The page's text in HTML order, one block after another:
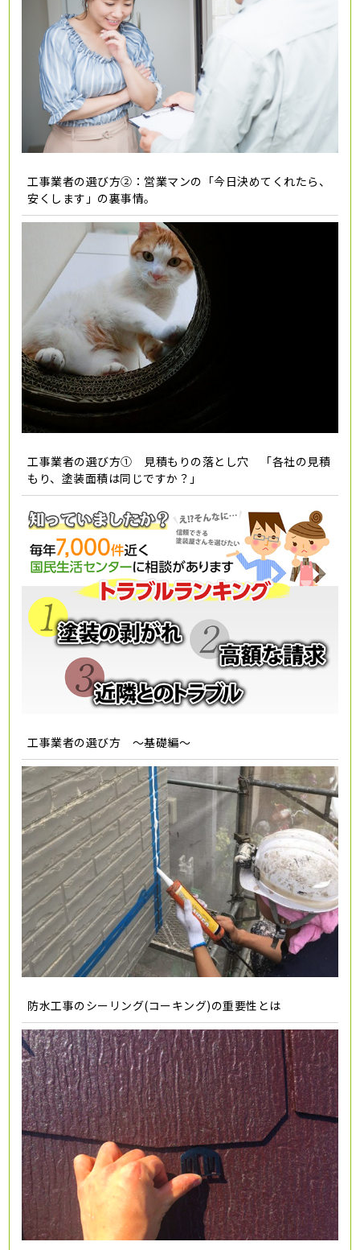
工事業者の選び方②：営業マンの「今日決めてくれたら、
安くします」の裏事情。
工事業者の選び方① 見積もりの落とし穴 「各社の見積
もり、塗装面積は同じですか？」
工事業者の選び方 ～基礎編～
防水工事のシーリング(コーキング)の重要性とは